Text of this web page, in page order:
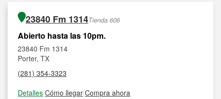
23840 Fm 1314Tienda 606
Abierto hasta las 10pm.
23840 Fm 1314
Porter, TX
(281) 354-3323
Detalles|Cómo llegar|Compra ahora